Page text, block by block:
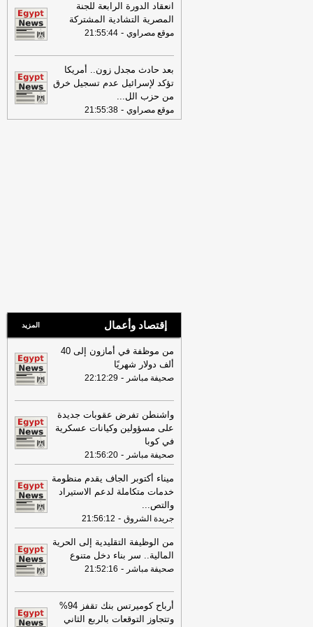
تفاصيل حملة الصحف القومية لمواجهة
مخاطر السوشيال ميديا- موقع مصراوي
16:46
وزير الخزانة الأميركي: لن نسمح
استخدام الشحن الدولي لتمويل الحرس
الثوري - لبنانون 24
09:31
عناوين الصحف المصرية ليوم
الأربعاء 29-07-2026
-
انعقاد الدورة الرابعة للجنة
المصرية التشادية المشتركة
موقع مصراوي -
21:55:44
بعد حادث مجدل زون.. أمريكا
تؤكد لإسرائيل عدم تسجيل خرق
من حزب الل...
موقع مصراوي -
21:55:38
إقتصاد وأعمال المزيد
من موظفة في أمازون إلى 40
ألف دولار شهريًا
صحيفة مباشر -
22:12:29
واشنطن تفرض عقوبات جديدة
على مسؤولين وكيانات عسكرية
في كوبا
صحيفة مباشر -
21:56:20
ميناء أكتوبر الجاف يقدم منظومة
خدمات متكاملة لدعم الاستيراد
والتص...
جريدة الشروق -
21:56:12
من الوظيفة التقليدية إلى الحرية
المالية.. سر بناء دخل متنوع
صحيفة مباشر -
21:52:16
أرباح كوميرتس بنك تقفز 94%
وتتجاوز التوقعات بالربع الثاني